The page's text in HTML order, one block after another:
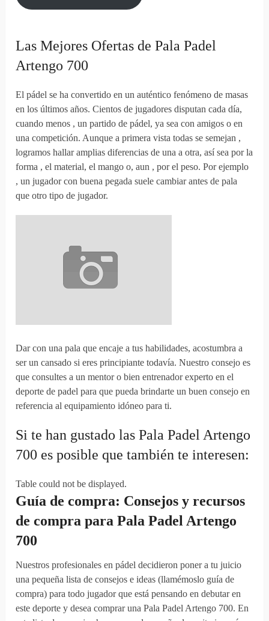
Las Mejores Ofertas de Pala Padel
Artengo 700
El pádel se ha convertido en un auténtico fenómeno de masas
en los últimos años. Cientos de jugadores disputan cada día,
cuando menos , un partido de pádel, ya sea con amigos o en
una competición. Aunque a primera vista todas se semejan ,
logramos hallar amplias diferencias de una a otra, así sea por la
forma , el material, el mango o, aun , por el peso. Por ejemplo
, un jugador con buena pegada suele cambiar antes de pala
que otro tipo de jugador.
Dar con una pala que encaje a tus habilidades, acostumbra a
ser un cansado si eres principiante todavía. Nuestro consejo es
que consultes a un mentor o bien entrenador experto en el
deporte de padel para que pueda brindarte un buen consejo en
referencia al equipamiento idóneo para ti.
Si te han gustado las Pala Padel Artengo
700 es posible que también te interesen:
Table could not be displayed.
Guía de compra: Consejos y recursos
de compra para Pala Padel Artengo
700
Nuestros profesionales en pádel decidieron poner a tu juicio
una pequeña lista de consejos e ideas (llamémoslo guía de
compra) para todo jugador que está pensando en debutar en
este deporte y desea comprar una Pala Padel Artengo 700. En